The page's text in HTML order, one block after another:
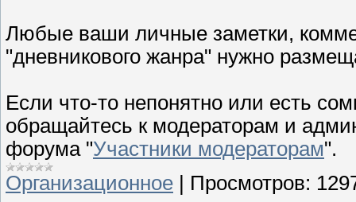
Любые ваши личные заметки,
"дневникового жанра" нужно
Если что-то непонятно или есть
обращайтесь к модераторам и
форума "Участники модераторам".
Организационное
Просмотров: